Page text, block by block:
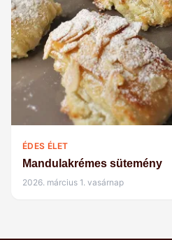
ÉDES ÉLET
Mandulakrémes sütemény
2026. március 1. vasárnap